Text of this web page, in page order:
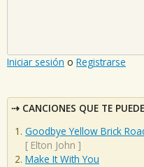
Iniciar sesión o Registrarse
CANCIONES QUE TE
Goodbye Yellow Brick
[ Elton John ]
Make It With You